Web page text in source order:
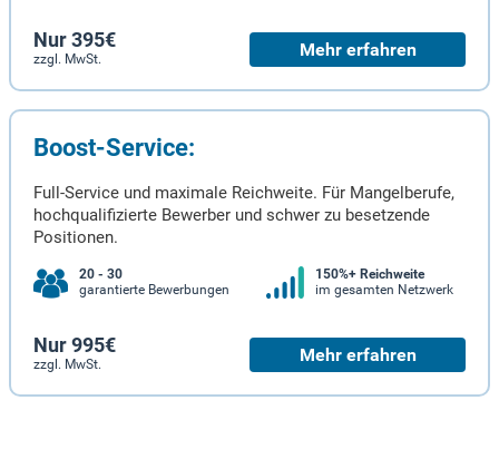
Nur 395€
zzgl. MwSt. Mehr erfahren
Boost-Service:
Full-Service und maximale Reichweite. Für Mangelberufe,
hochqualifizierte Bewerber und schwer zu besetzende
Positionen.
20 - 30
garantierte Bewerbungen
150%+ Reichweite
im gesamten Netzwerk
Nur 995€
zzgl. MwSt. Mehr erfahren